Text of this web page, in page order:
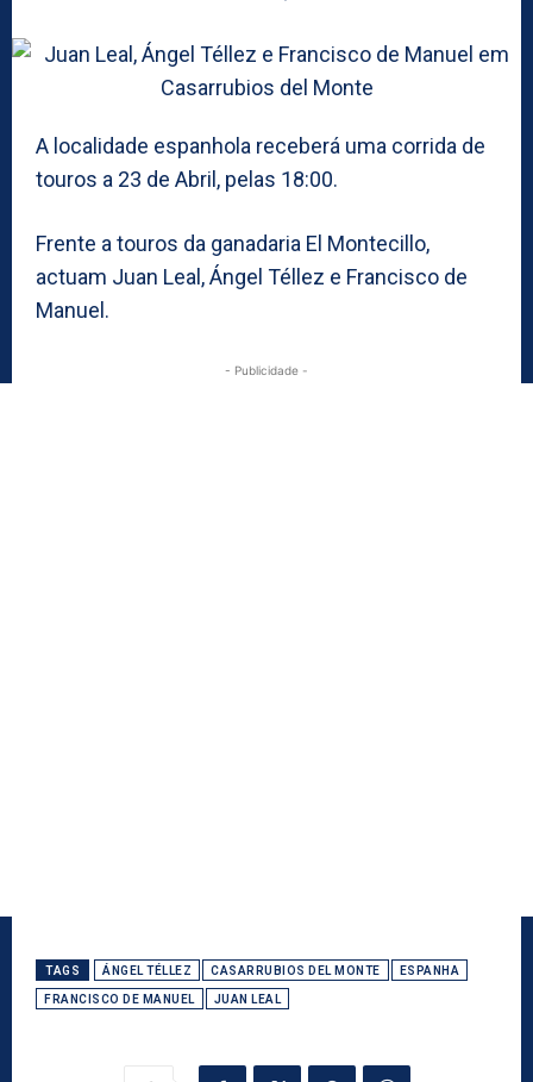
A localidade espanhola receberá uma corrida de
touros a 23 de Abril, pelas 18:00.
Frente a touros da ganadaria El Montecillo,
actuam Juan Leal, Ángel Téllez e Francisco de
Manuel.
- Publicidade -
TAGS ÁNGEL TÉLLEZ CASARRUBIOS DEL MONTE ESPANHA
FRANCISCO DE MANUEL JUAN LEAL